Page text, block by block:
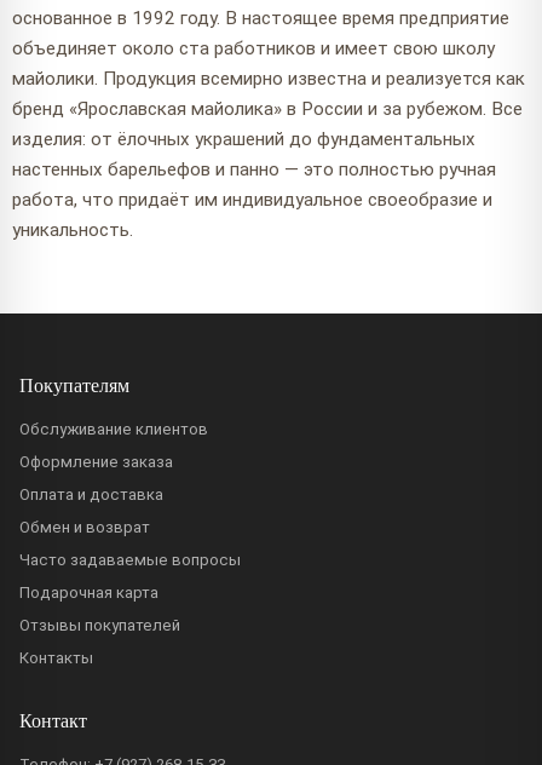
основанное в 1992 году. В настоящее время предприятие
объединяет около ста работников и имеет свою школу
майолики. Продукция всемирно известна и реализуется как
бренд «Ярославская майолика» в России и за рубежом. Все
изделия: от ёлочных украшений до фундаментальных
настенных барельефов и панно — это полностью ручная
работа, что придаёт им индивидуальное своеобразие и
уникальность.
Покупателям
Обслуживание клиентов
Оформление заказа
Оплата и доставка
Обмен и возврат
Часто задаваемые вопросы
Подарочная карта
Отзывы покупателей
Контакты
Контакт